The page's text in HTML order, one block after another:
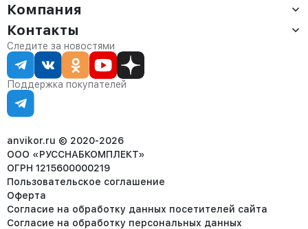
Доставка
Оплата
Сервис
Статус заказа
Статьи
Компания
О компании
Контакты
Партнёрам
Контакты
Отдел продаж:
8 (800) 234-22-62
corp@anvikor.ru
Ежедневно, с 7:00-19:00 (МСК)
Отдел рекламации:
8 (953) 455-25-61
Следите за новостями
Поддержка покупателей
anvikor.ru © 2020-2026
ООО «РУССНАБКОМПЛЕКТ»
ОГРН 1215600000219
Пользовательское соглашение
Оферта
Согласие на обработку данных посетителей сайта
Согласие на обработку персональных данных